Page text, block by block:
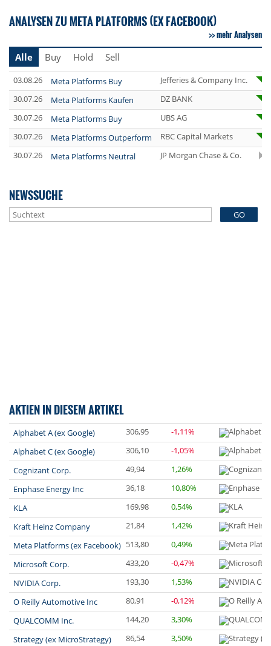
ANALYSEN ZU META PLATFORMS (EX FACEBOOK)
mehr Analysen
Alle
Buy Hold Sell
03.08.26 Meta Platforms Buy
Jefferies & Company Inc.
30.07.26
Meta Platforms Kaufen
DZ BANK
30.07.26
Meta Platforms Buy
UBS AG
30.07.26
Meta Platforms Outperform
RBC Capital Markets
30.07.26
Meta Platforms Neutral JP Morgan Chase & Co.
NEWSSUCHE
GO
AKTIEN IN DIESEM ARTIKEL
Alphabet A (ex Google) 306,95
-1,11%
Alphabet C (ex Google)
306,10
-1,05%
Cognizant Corp.
49,94
1,26%
Enphase Energy Inc
36,18
10,80%
KLA
169,98
0,54%
Kraft Heinz Company
21,84
1,42%
Meta Platforms (ex Facebook) 513,80
0,49%
Microsoft Corp.
433,20
-0,47%
NVIDIA Corp.
193,30
1,53%
O Reilly Automotive Inc
80,91
-0,12%
QUALCOMM Inc.
144,20
3,30%
Strategy (ex MicroStrategy)
86,54 3,50%